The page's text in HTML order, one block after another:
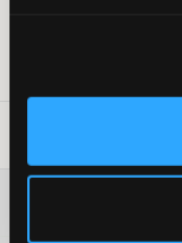
Plus